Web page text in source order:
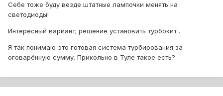
Себе тоже буду везде штатные лампочки менять на
светодиоды!
Интересный вариант; решение установить турбокит .
Я так понимаю это готовая система турбирования за
оговарённую сумму. Прикольно в Туле такое есть?